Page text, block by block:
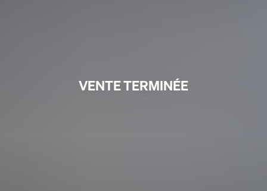
VENTE TERMINÉE